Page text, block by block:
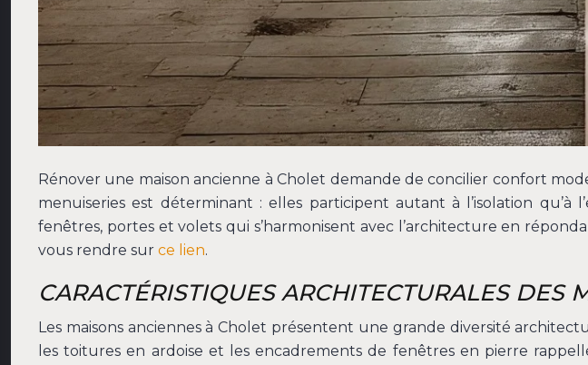
Rénover une maison ancienne à Cholet demande de concilier confort
menuiseries est déterminant : elles participent autant à l’isolation
fenêtres, portes et volets qui s’harmonisent avec l’architecture en
vous rendre sur ce lien.
CARACTÉRISTIQUES ARCHITECTURALES DES
Les maisons anciennes à Cholet présentent une grande diversité
les toitures en ardoise et les encadrements de fenêtres en pierre